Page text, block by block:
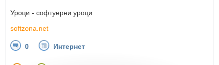
Уроци - софтуерни уроци
softzona.net
0 Интернет